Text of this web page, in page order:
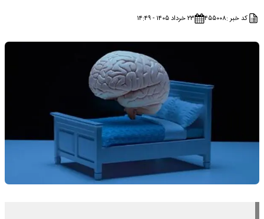
کد خبر :۴۵۵۰۰۸ ۲۳ خرداد ۱۴۰۵ - ۱۴:۴۹